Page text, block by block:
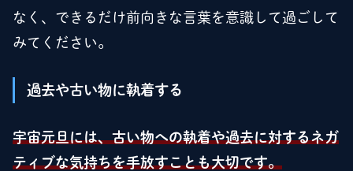
なく、できるだけ前向きな言葉を意識して過ごして
みてください。
過去や古い物に執着する
宇宙元旦には、古い物への執着や過去に対するネガ
ティブな気持ちを手放すことも大切です。